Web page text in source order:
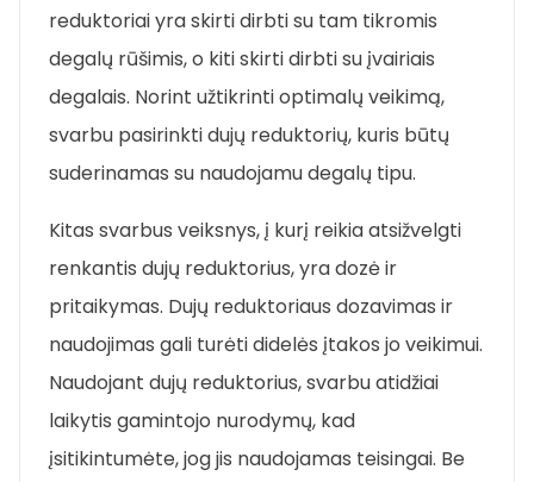
reduktoriai yra skirti dirbti su tam tikromis
degalų rūšimis, o kiti skirti dirbti su įvairiais
degalais. Norint užtikrinti optimalų veikimą,
svarbu pasirinkti dujų reduktorių, kuris būtų
suderinamas su naudojamu degalų tipu.
Kitas svarbus veiksnys, į kurį reikia atsižvelgti
renkantis dujų reduktorius, yra dozė ir
pritaikymas. Dujų reduktoriaus dozavimas ir
naudojimas gali turėti didelės įtakos jo veikimui.
Naudojant dujų reduktorius, svarbu atidžiai
laikytis gamintojo nurodymų, kad
įsitikintumėte, jog jis naudojamas teisingai. Be